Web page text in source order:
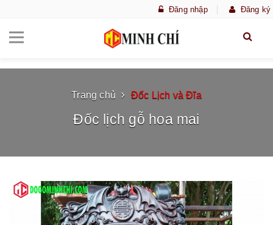
Đăng nhập Đăng ký
Trang chủ Đốc Lịch và Đĩa
Đốc lịch gỗ hoa mai